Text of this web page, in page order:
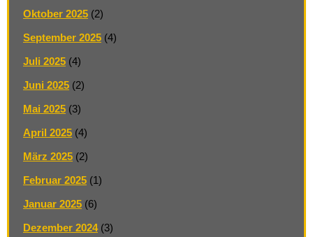
Oktober 2025 (2)
September 2025 (4)
Juli 2025 (4)
Juni 2025 (2)
Mai 2025 (3)
April 2025 (4)
März 2025 (2)
Februar 2025 (1)
Januar 2025 (6)
Dezember 2024(3)